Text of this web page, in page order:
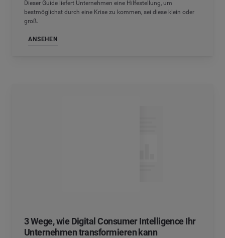
Dieser Guide liefert Unternehmen eine Hilfestellung, um
bestmöglichst durch eine Krise zu kommen, sei diese klein oder
groß.
ANSEHEN
3 Wege, wie Digital Consumer Intelligence Ihr
Unternehmen transformieren kann